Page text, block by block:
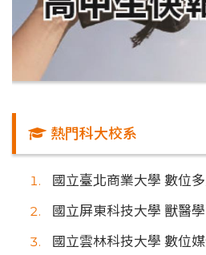
熱門科大校系
國立臺北商業大學 數位
國立屏東科技大學 獸醫
國立雲林科技大學 數位